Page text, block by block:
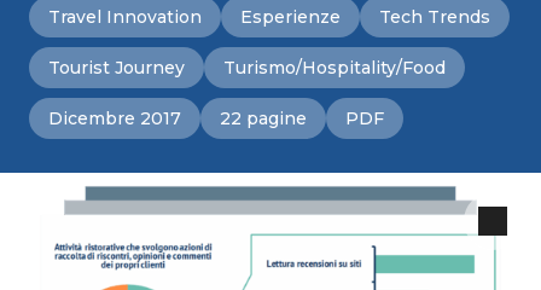
Travel Innovation Esperienze Tech Trends
Tourist Journey Turismo/Hospitality/Food
Dicembre 2017 22 pagine PDF